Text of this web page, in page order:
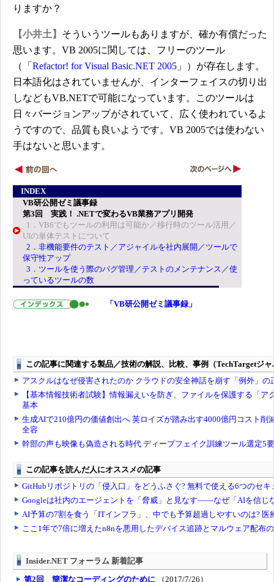
りますか？
【小井土】 そういうツールもありますが、確か有償だった
思います。VB 2005に関しては、フリーのツール
（「 Refactor! for Visual Basic.NET 2005 」）が存在します。
日本語化はされていませんが、インターフェイスの切り出
しなどもVB.NETで可能になっています。このツールは
日々バージョンアップがされていて、広く使われているよ
うですので、品質も良いようです。VB 2005では使わない
手はないと思います。
INDEX
VB研公開ゼミ議事録
第3回 実践！ .NETで変わるVB業務アプリ開発
1．VB6でもツールの利用は可能か／移行時のツール活用／
UIの単体テストについて
2．非機能要件のテスト／アジャイルを社内展開／ツールで
保守性アップ
3．ツールを使う際のバグ管理／テストのメンテナンス／使
っているツールの数
「VB研公開ゼミ議事録」
Insider.NET フォーラム 新着記事
第2回 簡潔なコーディングのために （2017/7/26）